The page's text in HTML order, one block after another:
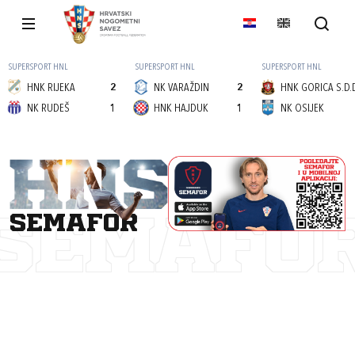
SUPERSPORT HNL
HNK RIJEKA
2
1
NK RUDEŠ
SUPERSPORT HNL
NK VARAŽDIN
2
1
HNK HAJDUK
SUPERSPORT HNL
HNK GORICA
NK OSIJEK
semafor